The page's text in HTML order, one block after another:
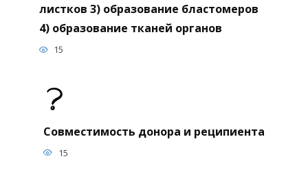
листков 3) образование бластомеров
4) образование тканей органов
15
Совместимость донора и реципиента
15